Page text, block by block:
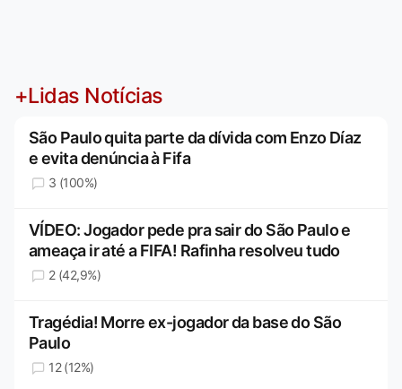
+Lidas Notícias
São Paulo quita parte da dívida com Enzo Díaz
e evita denúncia à Fifa
3 (100%)
VÍDEO: Jogador pede pra sair do São Paulo e
ameaça ir até a FIFA! Rafinha resolveu tudo
2 (42,9%)
Tragédia! Morre ex-jogador da base do São
Paulo
12 (12%)